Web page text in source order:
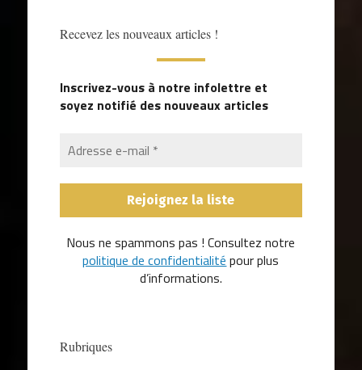
Recevez les nouveaux articles !
Inscrivez-vous à notre infolettre et
soyez notifié des nouveaux articles
Nous ne spammons pas ! Consultez notre
politique de confidentialité pour plus
d’informations.
Rubriques